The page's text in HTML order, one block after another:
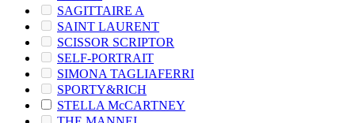
SAGITTAIRE A
SAINT LAURENT
SCISSOR SCRIPTOR
SELF-PORTRAIT
SIMONA TAGLIAFERRI
SPORTY&RICH
STELLA McCARTNEY